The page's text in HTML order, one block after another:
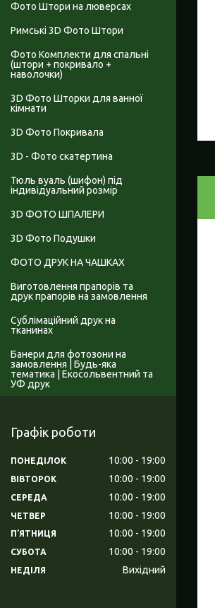
Фото Штори на люверсах
Римські 3D Фото Штори
Фото Комплекти для спальні
(штори + покривало +
наволочки)
3D Фото Шторки для ванної
кімнати
3D Фото Покривала
3D - Фото скатертина
Тюль вуаль (шифон) під
індивідуальний розмір
3D ФОТО ШПАЛЕРИ
3D Фото Подушки
ФОТО ДРУК НА ЧАШКАХ
Виготовлення прапорів та
друк прапорів на замовлення
Сублімаційний друк на
тканинах
Банери для фотозони на
замовлення | Будь-яка
тематика | Екосольвентний та
УФ друк
Графік роботи
ПОНЕДІЛОК 10:00 19:00
ВІВТОРОК 10:00 19:00
СЕРЕДА 10:00 19:00
ЧЕТВЕР 10:00 19:00
ПʼЯТНИЦЯ 10:00 19:00
СУБОТА 10:00 19:00
НЕДІЛЯ Вихідний